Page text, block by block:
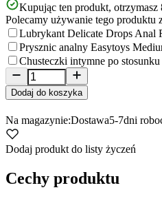
Kupując ten produkt, otrzymasz
Polecamy używanie tego produktu
Lubrykant Delicate Drops Anal
Prysznic analny Easytoys
Chusteczki intymne po
Dodaj do koszyka
Na magazynie:Dostawa5-7dni
Dodaj produkt do listy życzeń
Cechy produktu